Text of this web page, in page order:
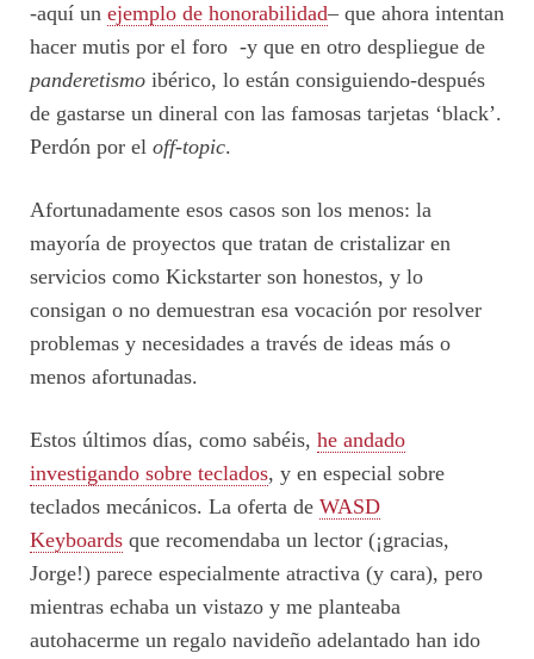
-aquí un ejemplo de honorabilidad– que ahora intentan
hacer mutis por el foro -y que en otro despliegue de
panderetismo ibérico, lo están consiguiendo-después
de gastarse un dineral con las famosas tarjetas ‘black’.
Perdón por el off-topic.
Afortunadamente esos casos son los menos: la
mayoría de proyectos que tratan de cristalizar en
servicios como Kickstarter son honestos, y lo
consigan o no demuestran esa vocación por resolver
problemas y necesidades a través de ideas más o
menos afortunadas.
Estos últimos días, como sabéis, he andado
investigando sobre teclados, y en especial sobre
teclados mecánicos. La oferta de WASD
Keyboards que recomendaba un lector (¡gracias,
Jorge!) parece especialmente atractiva (y cara), pero
mientras echaba un vistazo y me planteaba
autohacerme un regalo navideño adelantado han ido